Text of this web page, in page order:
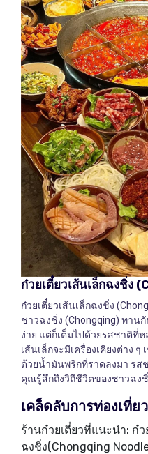
ก๋วยเตี๋ยวเส้นเล็กฉงชิ่ง
ก๋วยเตี๋ยวเส้นเล็กฉงชิ่ง
ชาวฉงชิ่ง (Chongqing) ทาน
ง่าย แต่ก็เต็มไปด้วยรสชาติที่
เส้นเล็กจะมีเครื่องเคียงต่าง
ด้วยน้ำมันพริกที่ราดลงมา ร
คุณรู้สึกถึงวิถีชีวิตของชาวฉงชิ่
เคล็ดลับการท่องเที่ยว
ร้านก๋วยเตี๋ยวที่แนะนำ: ก๋ว
ฉงชิ่ง(Chongqing